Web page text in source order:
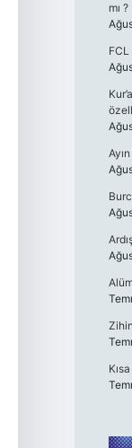
mı ?